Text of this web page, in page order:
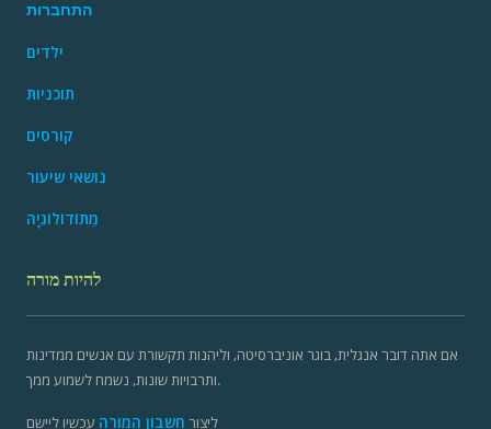
התחברות
ילדים
תוכניות
קורסים
נושאי שיעור
מֵתוֹדוֹלוֹגִיָה
להיות מורה
אם אתה דובר אנגלית, בוגר אוניברסיטה, וליהנות תקשורת עם אנשים ממדינות
ותרבויות שונות, נשמח לשמוע ממך.
ליצור חשבון המורה עכשיו ליישם